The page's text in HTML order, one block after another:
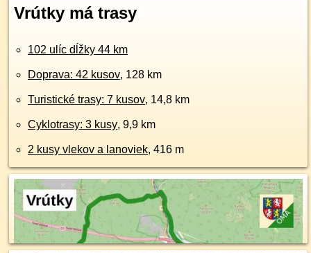
Vrútky má trasy
102 ulíc dĺžky 44 km
Doprava: 42 kusov, 128 km
Turistické trasy: 7 kusov, 14,8 km
Cyklotrasy: 3 kusy, 9,9 km
2 kusy vlekov a lanoviek, 416 m